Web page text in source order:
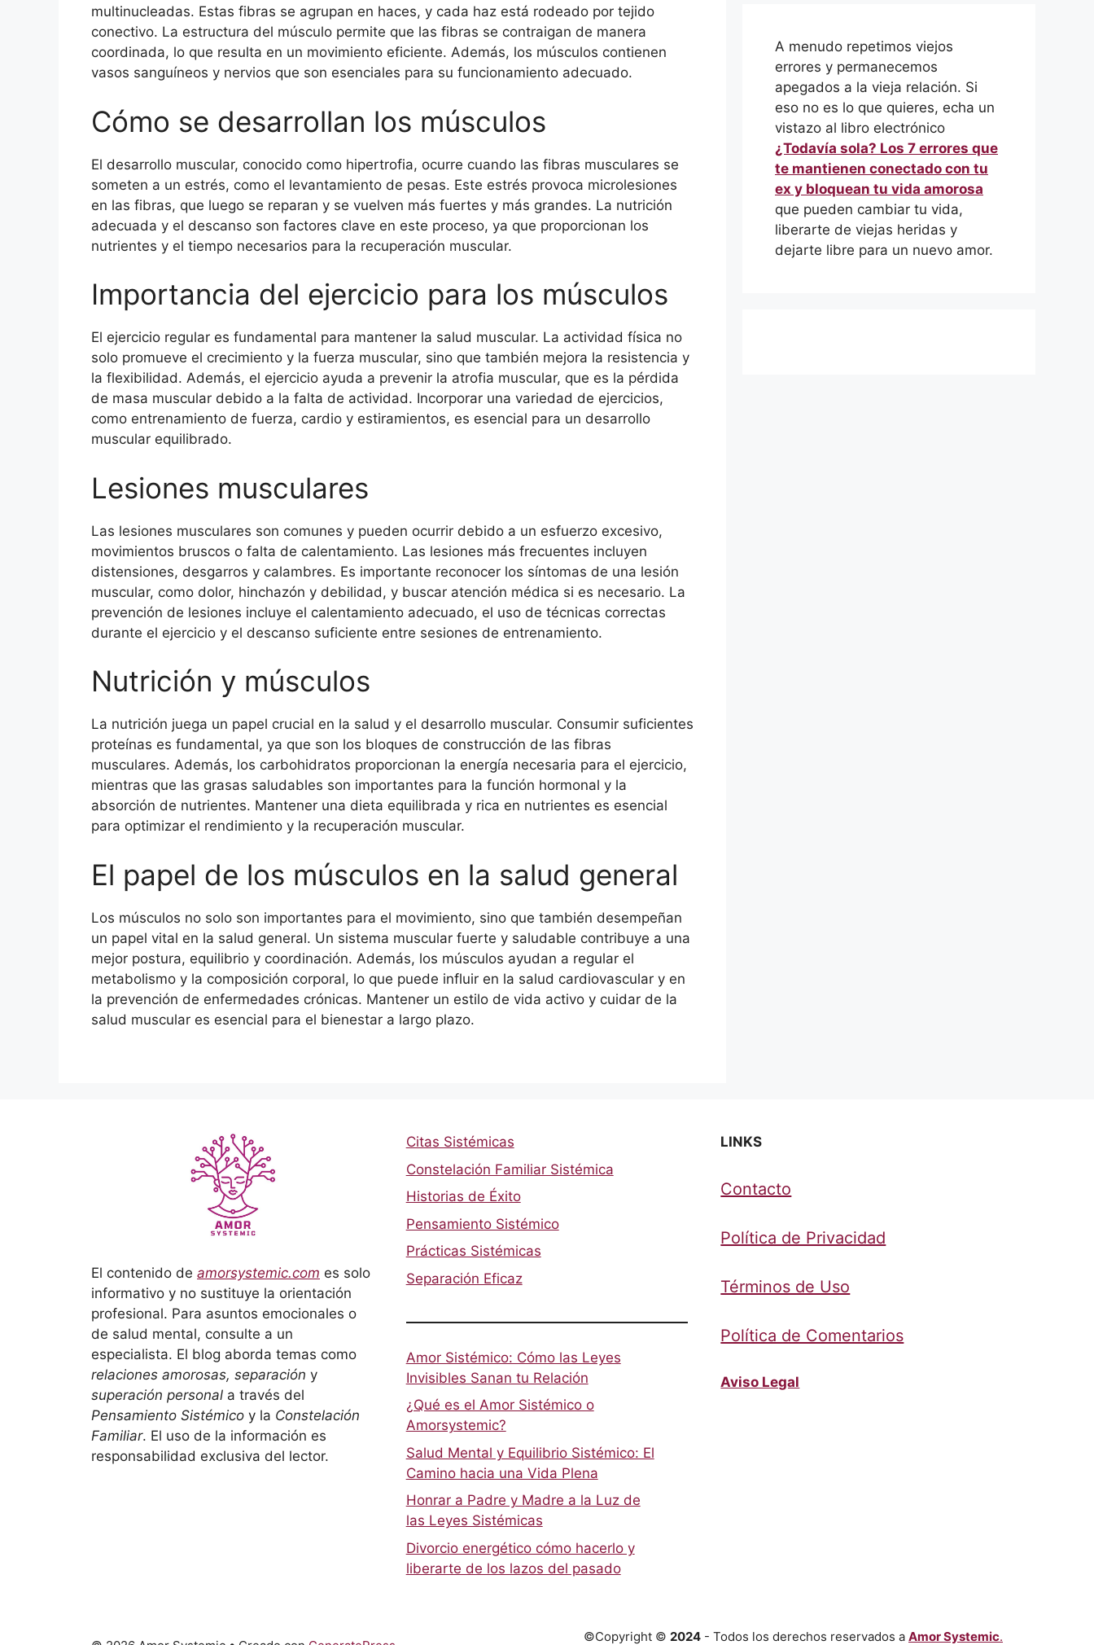
multinucleadas. Estas fibras se agrupan en haces, y cada haz está rodeado por tejido
conectivo. La estructura del músculo permite que las fibras se contraigan de manera
coordinada, lo que resulta en un movimiento eficiente. Además, los músculos contienen
vasos sanguíneos y nervios que son esenciales para su funcionamiento adecuado.
Cómo se desarrollan los músculos
El desarrollo muscular, conocido como hipertrofia, ocurre cuando las fibras musculares se
someten a un estrés, como el levantamiento de pesas. Este estrés provoca microlesiones
en las fibras, que luego se reparan y se vuelven más fuertes y más grandes. La nutrición
adecuada y el descanso son factores clave en este proceso, ya que proporcionan los
nutrientes y el tiempo necesarios para la recuperación muscular.
Importancia del ejercicio para los músculos
El ejercicio regular es fundamental para mantener la salud muscular. La actividad física no
solo promueve el crecimiento y la fuerza muscular, sino que también mejora la resistencia y
la flexibilidad. Además, el ejercicio ayuda a prevenir la atrofia muscular, que es la pérdida
de masa muscular debido a la falta de actividad. Incorporar una variedad de ejercicios,
como entrenamiento de fuerza, cardio y estiramientos, es esencial para un desarrollo
muscular equilibrado.
Lesiones musculares
Las lesiones musculares son comunes y pueden ocurrir debido a un esfuerzo excesivo,
movimientos bruscos o falta de calentamiento. Las lesiones más frecuentes incluyen
distensiones, desgarros y calambres. Es importante reconocer los síntomas de una lesión
muscular, como dolor, hinchazón y debilidad, y buscar atención médica si es necesario. La
prevención de lesiones incluye el calentamiento adecuado, el uso de técnicas correctas
durante el ejercicio y el descanso suficiente entre sesiones de entrenamiento.
Nutrición y músculos
La nutrición juega un papel crucial en la salud y el desarrollo muscular. Consumir suficientes
proteínas es fundamental, ya que son los bloques de construcción de las fibras
musculares. Además, los carbohidratos proporcionan la energía necesaria para el ejercicio,
mientras que las grasas saludables son importantes para la función hormonal y la
absorción de nutrientes. Mantener una dieta equilibrada y rica en nutrientes es esencial
para optimizar el rendimiento y la recuperación muscular.
El papel de los músculos en la salud general
Los músculos no solo son importantes para el movimiento, sino que también desempeñan
un papel vital en la salud general. Un sistema muscular fuerte y saludable contribuye a una
mejor postura, equilibrio y coordinación. Además, los músculos ayudan a regular el
metabolismo y la composición corporal, lo que puede influir en la salud cardiovascular y en
la prevención de enfermedades crónicas. Mantener un estilo de vida activo y cuidar de la
salud muscular es esencial para el bienestar a largo plazo.
A menudo repetimos viejos
errores y permanecemos
apegados a la vieja relación. Si
eso no es lo que quieres, echa un
vistazo al libro electrónico
¿Todavía sola? Los 7 errores que
te mantienen conectado con tu
ex y bloquean tu vida amorosa
que pueden cambiar tu vida,
liberarte de viejas heridas y
dejarte libre para un nuevo amor.
El contenido de amorsystemic.com es solo
informativo y no sustituye la orientación
profesional. Para asuntos emocionales o
de salud mental, consulte a un
especialista. El blog aborda temas como
relaciones amorosas, separación y
superación personal a través del
Pensamiento Sistémico y la Constelación
Familiar. El uso de la información es
responsabilidad exclusiva del lector.
Citas Sistémicas
Constelación Familiar Sistémica
Historias de Éxito
Pensamiento Sistémico
Prácticas Sistémicas
Separación Eficaz
Amor Sistémico: Cómo las Leyes
Invisibles Sanan tu Relación
¿Qué es el Amor Sistémico o
Amorsystemic?
Salud Mental y Equilibrio Sistémico: El
Camino hacia una Vida Plena
Honrar a Padre y Madre a la Luz de
las Leyes Sistémicas
Divorcio energético cómo hacerlo y
liberarte de los lazos del pasado
LINKS
Contacto
Política de Privacidad
Términos de Uso
Política de Comentarios
Aviso Legal
©Copyright © 2024 - Todos los derechos reservados a Amor Systemic.